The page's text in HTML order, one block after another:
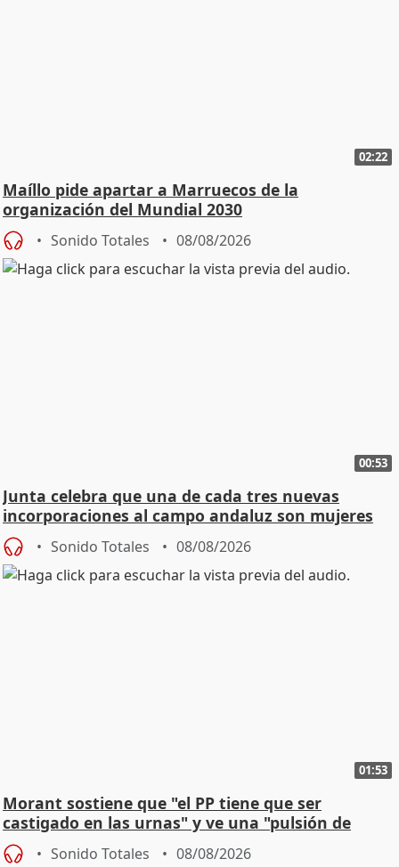
02:22
Maíllo pide apartar a Marruecos de la
organización del Mundial 2030
Sonido Totales 08/08/2026
00:53
Junta celebra que una de cada tres nuevas
incorporaciones al campo andaluz son mujeres
jóvenes
Sonido Totales 08/08/2026
01:53
Morant sostiene que "el PP tiene que ser
castigado en las urnas" y ve una "pulsión de
cambio"
Sonido Totales 08/08/2026